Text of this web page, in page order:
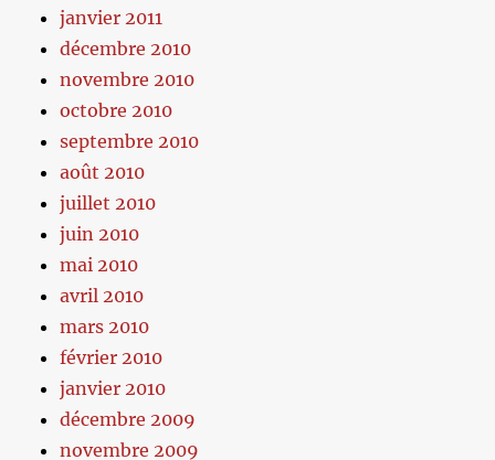
janvier 2011
décembre 2010
novembre 2010
octobre 2010
septembre 2010
août 2010
juillet 2010
juin 2010
mai 2010
avril 2010
mars 2010
février 2010
janvier 2010
décembre 2009
novembre 2009